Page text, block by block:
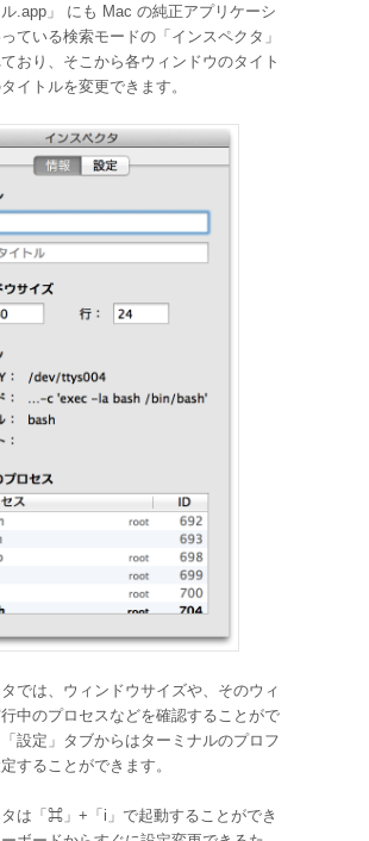
ル.app」 にも Mac の純正アプリケーシ
ている検索モードの「インスペクタ」
おり、そこから各ウィンドウのタイト
イトルを変更できます。
では、ウィンドウサイズや、そのウィ
中のプロセスなどを確認することがで
設定」タブからはターミナルのプロフ
することができます。
は「⌘」+「i」で起動することができ